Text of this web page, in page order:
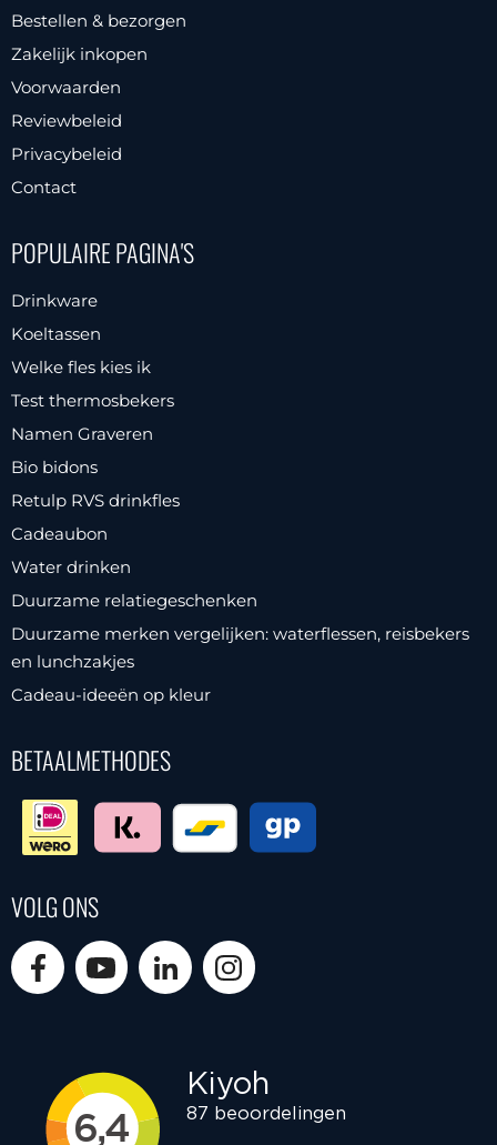
Bestellen & bezorgen
Zakelijk inkopen
Voorwaarden
Reviewbeleid
Privacybeleid
Contact
POPULAIRE PAGINA'S
Drinkware
Koeltassen
Welke fles kies ik
Test thermosbekers
Namen Graveren
Bio bidons
Retulp RVS drinkfles
Cadeaubon
Water drinken
Duurzame relatiegeschenken
Duurzame merken vergelijken: waterflessen, reisbekers
en lunchzakjes
Cadeau-ideeën op kleur
BETAALMETHODES
VOLG ONS